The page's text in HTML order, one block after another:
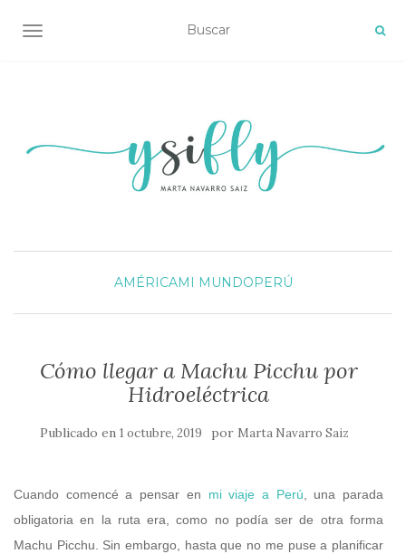
ALTERNAR NAVEGACIÓN
AMÉRICAMI MUNDO PERÚ
Cómo llegar a Machu Picchu por
Hidroeléctrica
Publicado en 1 octubre, 2019 por Marta Navarro Saiz
Cuando comencé a pensar en mi viaje a Perú, una parada
obligatoria en la ruta era, como no podía ser de otra forma
Machu Picchu. Sin embargo, hasta que no me puse a planificar